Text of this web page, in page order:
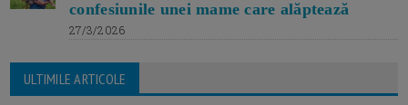
confesiunile unei mame care alăptează
27/3/2026
ULTIMILE ARTICOLE